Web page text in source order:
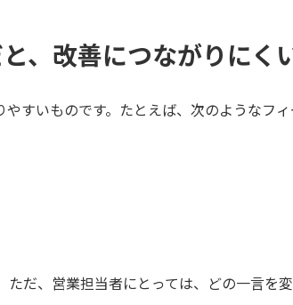
、改善につながりにく
すいものです。たとえば、次のようなフィ
だ、営業担当者にとっては、どの一言を